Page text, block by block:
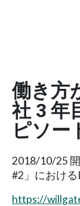
働き方
社 3 年
ピソー
2018/10/25
#2」における
https://